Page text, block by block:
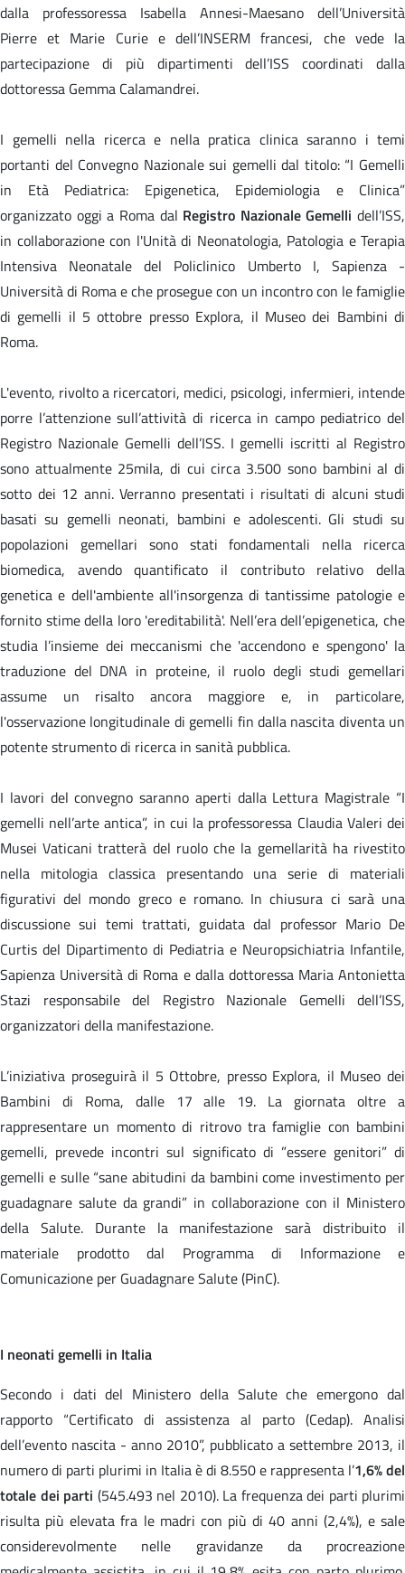
dalla professoressa Isabella Annesi-Maesano dell’Università
Pierre et Marie Curie e dell’INSERM francesi, che vede la
partecipazione di più dipartimenti dell’ISS coordinati dalla
dottoressa Gemma Calamandrei.
I gemelli nella ricerca e nella pratica clinica saranno i temi
portanti del Convegno Nazionale sui gemelli dal titolo: “I Gemelli
in Età Pediatrica: Epigenetica, Epidemiologia e Clinica”
organizzato oggi a Roma dal Registro Nazionale Gemelli dell’ISS,
in collaborazione con l'Unità di Neonatologia, Patologia e Terapia
Intensiva Neonatale del Policlinico Umberto I, Sapienza -
Università di Roma e che prosegue con un incontro con le famiglie
di gemelli il 5 ottobre presso Explora, il Museo dei Bambini di
Roma.
L'evento, rivolto a ricercatori, medici, psicologi, infermieri, intende
porre l’attenzione sull’attività di ricerca in campo pediatrico del
Registro Nazionale Gemelli dell’ISS. I gemelli iscritti al Registro
sono attualmente 25mila, di cui circa 3.500 sono bambini al di
sotto dei 12 anni. Verranno presentati i risultati di alcuni studi
basati su gemelli neonati, bambini e adolescenti. Gli studi su
popolazioni gemellari sono stati fondamentali nella ricerca
biomedica, avendo quantificato il contributo relativo della
genetica e dell'ambiente all'insorgenza di tantissime patologie e
fornito stime della loro 'ereditabilità'. Nell’era dell’epigenetica, che
studia l’insieme dei meccanismi che 'accendono e spengono' la
traduzione del DNA in proteine, il ruolo degli studi gemellari
assume un risalto ancora maggiore e, in particolare,
l'osservazione longitudinale di gemelli fin dalla nascita diventa un
potente strumento di ricerca in sanità pubblica.
I lavori del convegno saranno aperti dalla Lettura Magistrale “I
gemelli nell’arte antica”, in cui la professoressa Claudia Valeri dei
Musei Vaticani tratterà del ruolo che la gemellarità ha rivestito
nella mitologia classica presentando una serie di materiali
figurativi del mondo greco e romano. In chiusura ci sarà una
discussione sui temi trattati, guidata dal professor Mario De
Curtis del Dipartimento di Pediatria e Neuropsichiatria Infantile,
Sapienza Università di Roma e dalla dottoressa Maria Antonietta
Stazi responsabile del Registro Nazionale Gemelli dell’ISS,
organizzatori della manifestazione.
L’iniziativa proseguirà il 5 Ottobre, presso Explora, il Museo dei
Bambini di Roma, dalle 17 alle 19. La giornata oltre a
rappresentare un momento di ritrovo tra famiglie con bambini
gemelli, prevede incontri sul significato di ”essere genitori” di
gemelli e sulle “sane abitudini da bambini come investimento per
guadagnare salute da grandi” in collaborazione con il Ministero
della Salute. Durante la manifestazione sarà distribuito il
materiale prodotto dal Programma di Informazione e
Comunicazione per Guadagnare Salute (PinC).
I neonati gemelli in Italia
Secondo i dati del Ministero della Salute che emergono dal
rapporto “Certificato di assistenza al parto (Cedap). Analisi
dell’evento nascita - anno 2010”, pubblicato a settembre 2013, il
numero di parti plurimi in Italia è di 8.550 e rappresenta l’1,6% del
totale dei parti (545.493 nel 2010). La frequenza dei parti plurimi
risulta più elevata fra le madri con più di 40 anni (2,4%), e sale
considerevolmente nelle gravidanze da procreazione